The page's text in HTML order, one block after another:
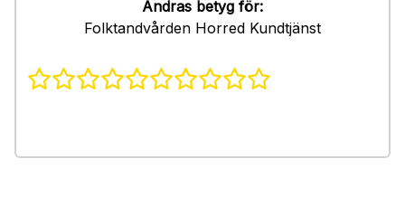
Andras betyg för:
Folktandvården Horred Kundtjänst